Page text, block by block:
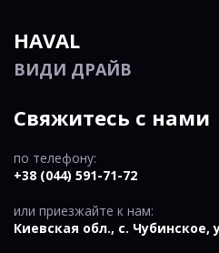
HAVAL
ВИДИ ДРАЙВ
Свяжитесь с нами
по телефону:
+38 (044) 591-71-72
или приезжайте к нам:
Киевская обл., c. Чубинское,